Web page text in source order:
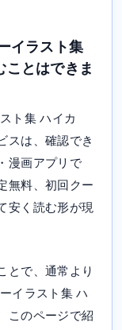
イラスト集
ことはできま
ト集 ハイカ
スは、確認でき
漫画アプリで
無料、初回クー
安く読む形が現
とで、通常より
イラスト集 ハ
このページで紹